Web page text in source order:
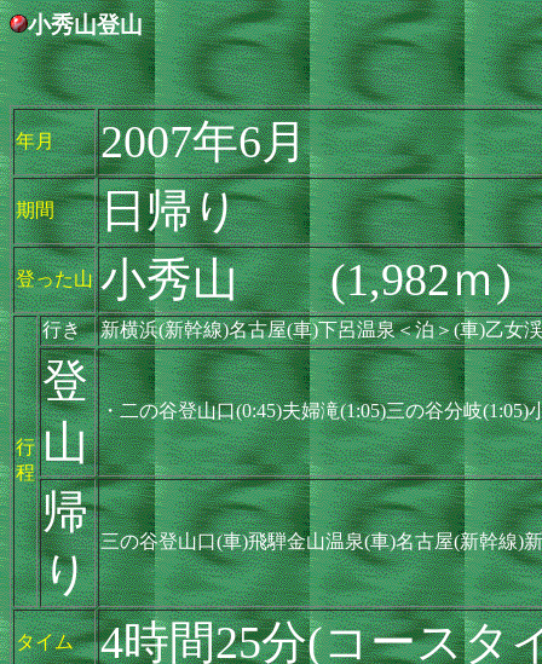
小秀山登山
年月 2007年6月
期間 日帰り
登った山 小秀山 (1,982ｍ)
行
程
行き 新横浜(新幹線)名古屋(車)下呂温泉＜泊＞(車)乙女
登
山
・二の谷登山口(0:45)夫婦滝(1:05)三の谷分岐(1:05)
帰
り
三の谷登山口(車)飛騨金山温泉(車)名古屋(新幹線)
タイム 4時間25分(コースタ